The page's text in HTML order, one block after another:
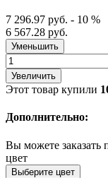
7 296.97 руб. - 10 %
6 567.28 руб.
Уменьшить
Увеличить
Этот товар купили
Дополнительно:
Вы можете заказать
цвет
Выберите цвет